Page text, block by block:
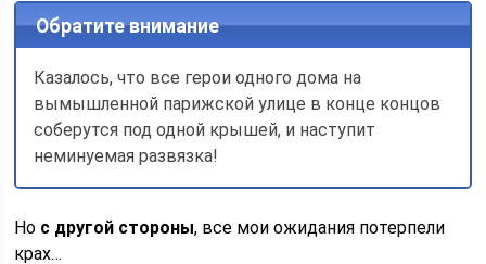
Обратите внимание
Казалось, что все герои одного дома на
вымышленной парижской улице в конце концов
соберутся под одной крышей, и наступит
неминуемая развязка!
Но с другой стороны, все мои ожидания потерпели
крах…